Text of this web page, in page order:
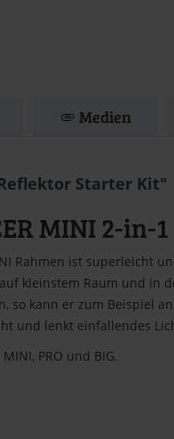
Medien
Starter Kit"
MINI
Rahmen ist superleicht
kleinstem Raum und
so kann er zum
und lenkt einfallendes
PRO und BIG.